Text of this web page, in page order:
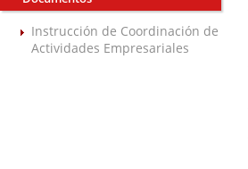
Instrucción de Coordinación de
Actividades Empresariales